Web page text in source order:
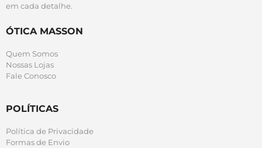
em cada detalhe.
ÓTICA MASSON
Quem Somos
Nossas Lojas
Fale Conosco
POLÍTICAS
Política de Privacidade
Formas de Envio